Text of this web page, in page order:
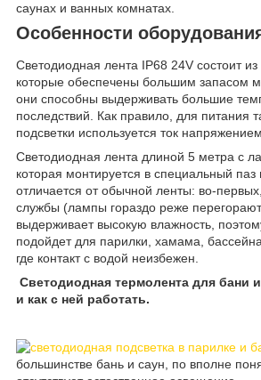
саунах и ванных комнатах.
Особенности
Светодиодная лента IP68 24V состоит из
которые обеспечены большим запасом
они способны выдерживать большие
последствий. Как правило, для питания
подсветки используется ток
Светодиодная лента длиной 5 метра с
которая монтируется в специальный
отличается от обычной ленты: во-
службы (лампы гораздо реже
выдерживает высокую влажность,
подойдет для парилки, хамама,
где контакт с водой неизбежен.
Светодиодная термолента для бани
и как с ней работать.
большинстве бань и саун, по вполне